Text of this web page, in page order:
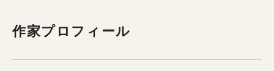
作家プロフィール